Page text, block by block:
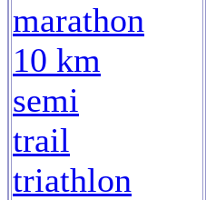
marathon
10 km
semi
trail
triathlon